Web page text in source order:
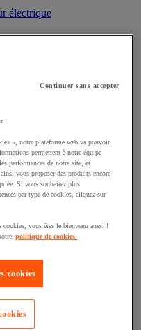
électrique
Continuer sans accepter
!
», notre plateforme web va pouvoir
permettent à notre équipe
performances de notre site, et
vous proposer des produits encore
Si vous souhaitez plus
par type de cookies, cliquez sur
vous êtes le bienvenu aussi !
politique de cookies.
cookies